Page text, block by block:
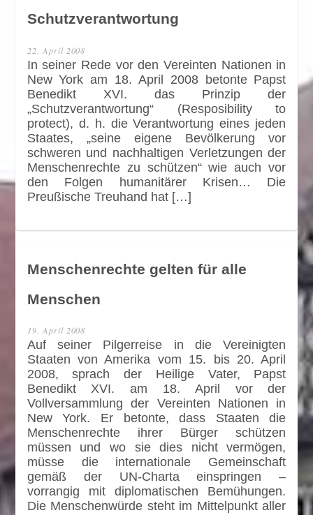
Schutzverantwortung
22. April 2008
In seiner Rede vor den Vereinten Nationen in
New York am 18. April 2008 betonte Papst
Benedikt XVI. das Prinzip der
„Schutzverantwortung“ (Resposibility to
protect), d. h. die Verantwortung eines jeden
Staates, „seine eigene Bevölkerung vor
schweren und nachhaltigen Verletzungen der
Menschenrechte zu schützen“ wie auch vor
den Folgen humanitärer Krisen… Die
Preußische Treuhand hat […]
Menschenrechte gelten für alle
Menschen
19. April 2008
Auf seiner Pilgerreise in die Vereinigten
Staaten von Amerika vom 15. bis 20. April
2008, sprach der Heilige Vater, Papst
Benedikt XVI. am 18. April vor der
Vollversammlung der Vereinten Nationen in
New York. Er betonte, dass Staaten die
Menschenrechte ihrer Bürger schützen
müssen und wo sie dies nicht vermögen,
müsse die internationale Gemeinschaft
gemäß der UN-Charta einspringen –
vorrangig mit diplomatischen Bemühungen.
Die Menschenwürde steht im Mittelpunkt aller